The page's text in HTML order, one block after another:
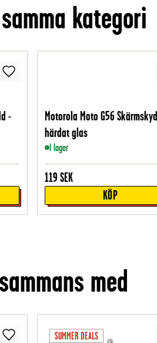
kategori
-
Motorola Moto G56
härdat glas
I lager
119 SEK
KÖP
med
SUMMER DEALS